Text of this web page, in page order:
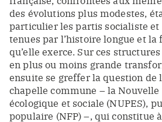
des évolutions plus modestes,
particulier les partis socialiste
tenues par l’histoire longue et la
qu’elle exerce. Sur ces
en plus ou moins grande
ensuite se greffer la question de
chapelle commune – la
écologique et sociale (NUPES),
populaire (NFP) –, qui constitue